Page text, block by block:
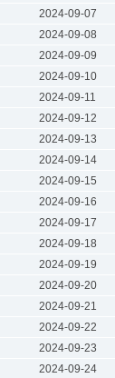
2024-09-07
2024-09-08
2024-09-09
2024-09-10
2024-09-11
2024-09-12
2024-09-13
2024-09-14
2024-09-15
2024-09-16
2024-09-17
2024-09-18
2024-09-19
2024-09-20
2024-09-21
2024-09-22
2024-09-23
2024-09-24